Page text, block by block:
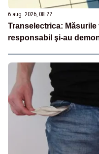
6 aug. 2026, 08:22
Transelectrica:
responsabil şi-au